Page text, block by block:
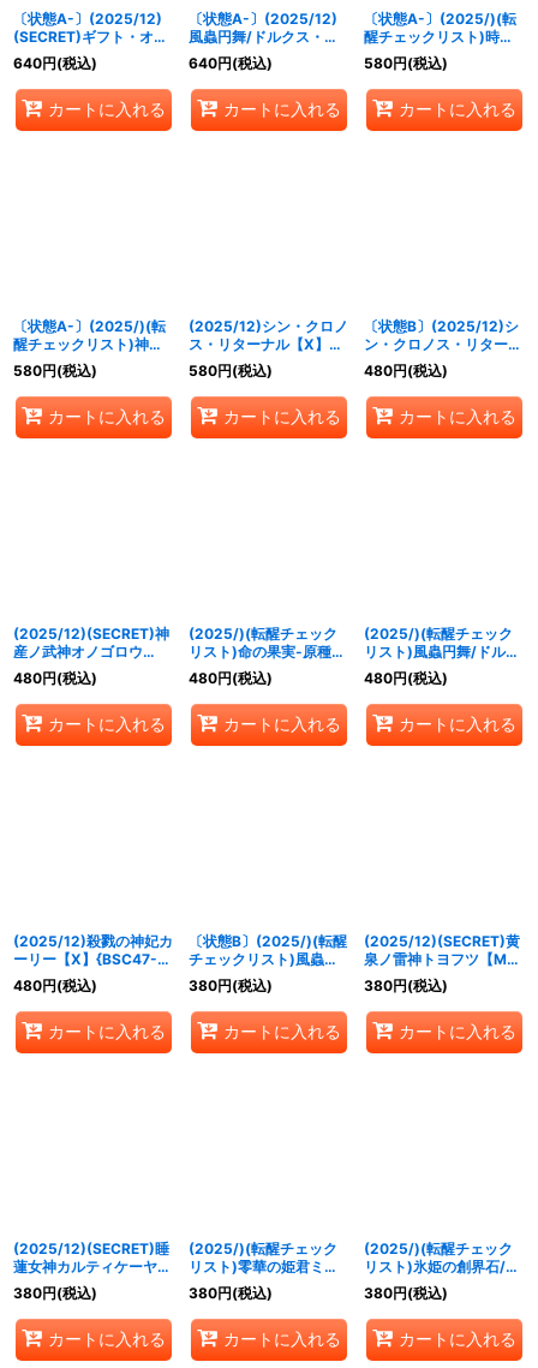
〔状態A-〕(2025/12)
(SECRET)ギフト・オ
ブ・ザ・ナイル/クレオ
パトラス・オリジン【転
醒X-SEC】{BSC47-
RVTX06a/BSC47-
RVTX06b}《黄》
640円(税込)
カートに入れる
〔状態A-〕(2025/12)
風蟲円舞/ドルクス・ウ
シワカ・オリジン【転醒
X】{BSC47-
RVTX03a/BSC47-
RVTX03b}《緑》
640円(税込)
カートに入れる
〔状態A-〕(2025/)(転
醒チェックリスト)時間
双龍タイムラー・ダイム
ラー/時空竜軍団長タイ
ムラー・ダイムラー
【-】{BSC47-RV009}
《青》
580円(税込)
カートに入れる
〔状態A-〕(2025/)(転
醒チェックリスト)神産
ノ大醒獣オオヤシマ/黄
泉ノ醒獣帝ヨモツオオカ
ミ【-】{BS55-TX02}
《紫》
580円(税込)
カートに入れる
(2025/12)シン・クロノ
ス・リターナル【X】
{BSC47-X04}《青》
580円(税込)
カートに入れる
〔状態B〕(2025/12)シ
ン・クロノス・リターナ
ル【X】{BSC47-X04}
《青》
480円(税込)
カートに入れる
(2025/12)(SECRET)神
産ノ武神オノゴロウ
(BSC47収録)【X-
SEC】{BS56-X03}
《緑》
480円(税込)
カートに入れる
(2025/)(転醒チェック
リスト)命の果実-原種-/
命の果実の精ドライアッ
ド【-】{BS52-062}
《緑》
480円(税込)
カートに入れる
(2025/)(転醒チェック
リスト)風蟲円舞/ドルク
ス・ウシワカ・オリジン
【-】{BSC47-
RVTX03}《緑》
480円(税込)
カートに入れる
(2025/12)殺戮の神妃カ
ーリー【X】{BSC47-
RVX02}《黄》
480円(税込)
カートに入れる
〔状態B〕(2025/)(転醒
チェックリスト)風蟲円
舞/ドルクス・ウシワ
カ・オリジン【-】
{BSC47-RVTX03}
《緑》
380円(税込)
カートに入れる
(2025/12)(SECRET)黄
泉ノ雷神トヨフツ【M-
SEC】{BSC47-001}
《紫》
380円(税込)
カートに入れる
(2025/12)(SECRET)睡
蓮女神カルティケーヤ
【M-SEC】{BSC47-
RV008}《黄》
380円(税込)
カートに入れる
(2025/)(転醒チェック
リスト)零華の姫君ミロ
スラーヴァ/氷翼零装ミ
ロスラーヴァ【-】
{BSC47-RV003}《白》
380円(税込)
カートに入れる
(2025/)(転醒チェック
リスト)氷姫の創界石/氷
魔神姫【-】{BSC47-
RV013}《白》
380円(税込)
カートに入れる